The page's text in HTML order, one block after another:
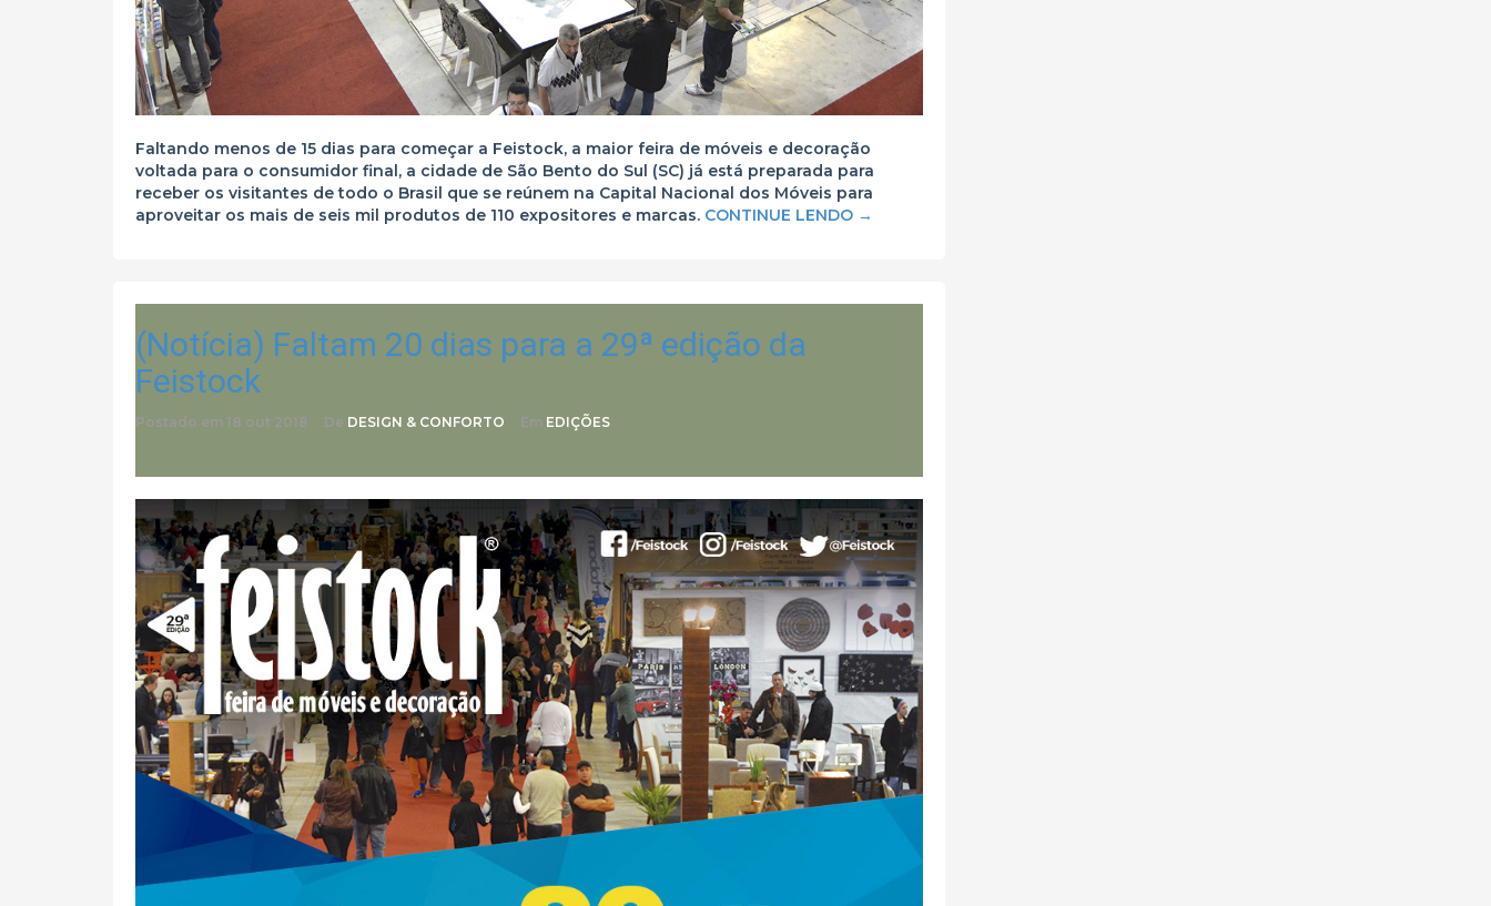
Faltando menos de 15 dias para começar a Feistock, a maior feira de móveis e decoração
voltada para o consumidor final, a cidade de São Bento do Sul (SC) já está preparada para
receber os visitantes de todo o Brasil que se reúnem na Capital Nacional dos Móveis para
aproveitar os mais de seis mil produtos de 110 expositores e marcas. CONTINUE LENDO →
(Notícia) Faltam 20 dias para a 29ª edição da
Feistock
Postado em 18 out 2018 De DESIGN & CONFORTO Em EDIÇÕES